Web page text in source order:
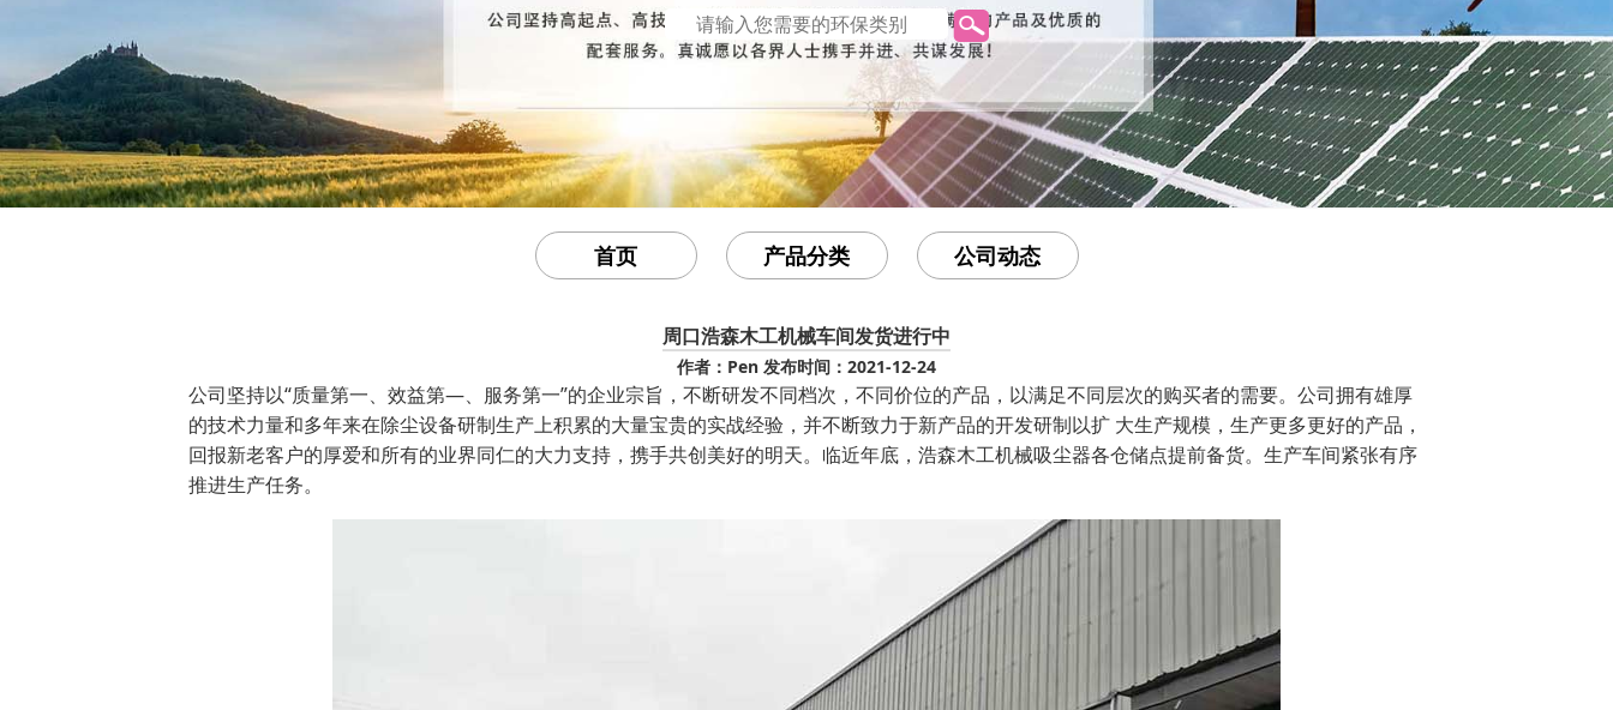
首页 产品分类 公司动态
周口浩森木工机械车间发货进行中
作者：Pen 发布时间：2021-12-24
公司坚持以“质量第一、效益第—、服务第一”的企业宗旨，不断研发不同档次，不同价位的产品，以满足不同层次的购买者的需要。 公司拥有雄厚
的技术力量和多年来在除尘设备研制生产上积累的大量宝贵的实战经验，并不断致力于新产品的开发研制以扩 大生产规模，生产更多更好的产品，
回报新老客户的厚爱和所有的业界同仁的大力支持，携手共创美好的明天。 临近年底，浩森木工机械吸尘器各仓储点提前备货。生产车间紧张有序
推进生产任务。